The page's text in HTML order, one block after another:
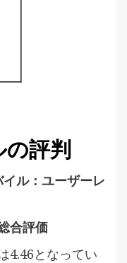
評判
ル：ユーザーレ
合評価
4.46となってい